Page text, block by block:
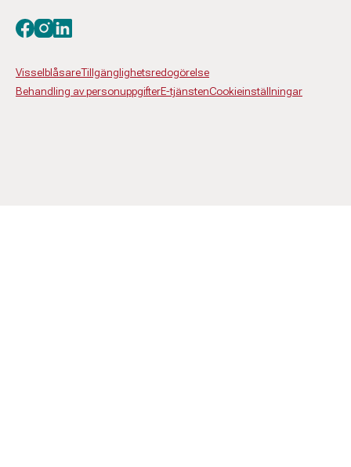
VisselblåsareTillgänglighetsredogörelse
Behandling av personuppgifterE-tjänstenCookieinställningar
Besök oss på facebook
Besök oss på instagram
Besök oss på linkedin